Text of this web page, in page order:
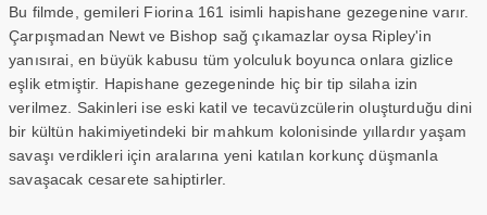
Bu filmde, gemileri Fiorina 161 isimli hapishane gezegenine varır.
Çarpışmadan Newt ve Bishop sağ çıkamazlar oysa Ripley'in
yanısırai, en büyük kabusu tüm yolculuk boyunca onlara gizlice
eşlik etmiştir. Hapishane gezegeninde hiç bir tip silaha izin
verilmez. Sakinleri ise eski katil ve tecavüzcülerin oluşturduğu dini
bir kültün hakimiyetindeki bir mahkum kolonisinde yıllardır yaşam
savaşı verdikleri için aralarına yeni katılan korkunç düşmanla
savaşacak cesarete sahiptirler.